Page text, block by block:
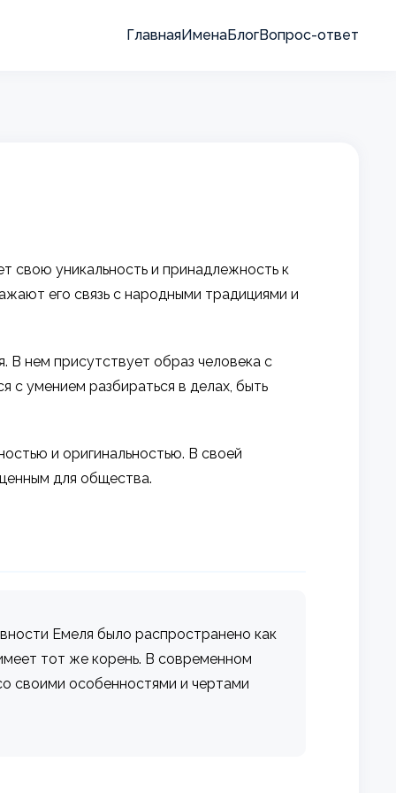
ГлавнаяИменаБлогВопрос-ответ
свою уникальность и принадлежность к
его связь с народными традициями и
нем присутствует образ человека с
умением разбираться в делах, быть
и оригинальностью. В своей
для общества.
Емеля было распространено как
тот же корень. В современном
своими особенностями и чертами